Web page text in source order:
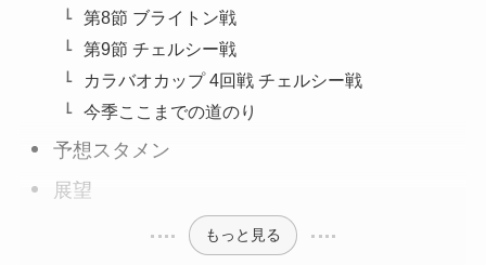
第8節 ブライトン戦
第9節 チェルシー戦
カラバオカップ 4回戦 チェルシー戦
今季ここまでの道のり
予想スタメン
展望
もっと見る